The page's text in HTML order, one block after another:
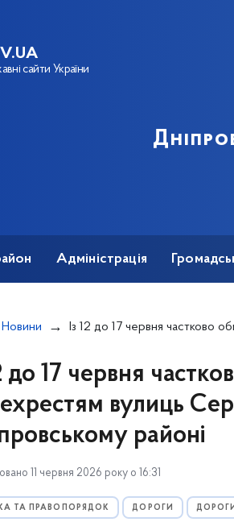
сайти України
Адміністрація
Новини Із 12 до 17 червня частково обмежуватимуть рух перехрестям вулиць Сергія
до 17 червня
вулиць
районі
11 червня 2026 року о 16:31
ТА ПРАВОПОРЯДОК ДОРОГИ